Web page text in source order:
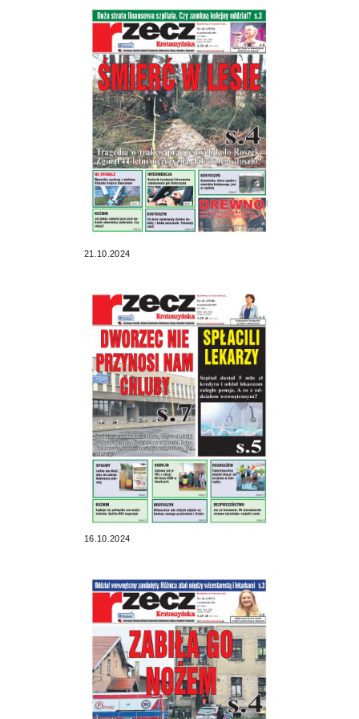
21.10.2024
16.10.2024